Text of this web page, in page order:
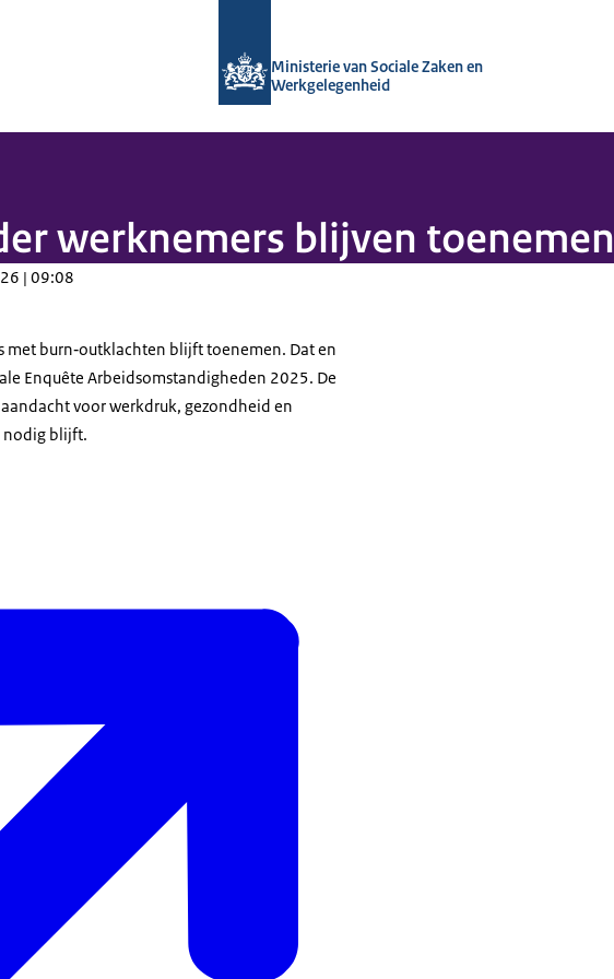
Ministerie van Sociale Zaken en
Werkgelegenheid
werknemers blijven toenemen
| 09:08
met burn‑outklachten blijft toenemen. Dat en
Enquête Arbeidsomstandigheden 2025. De
voor werkdruk, gezondheid en
nodig blijft.
de werkvloer